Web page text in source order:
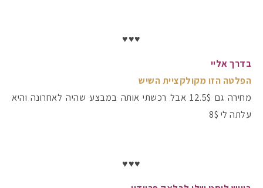
♥♥♥
בדרך אליי
הפלטה הזו מקולקציית השיש
מחירה גם 12.5$ אבל רכשתי אותה במבצע שהיה לאחרונה והיא
עלתה לי 8$
♥♥♥